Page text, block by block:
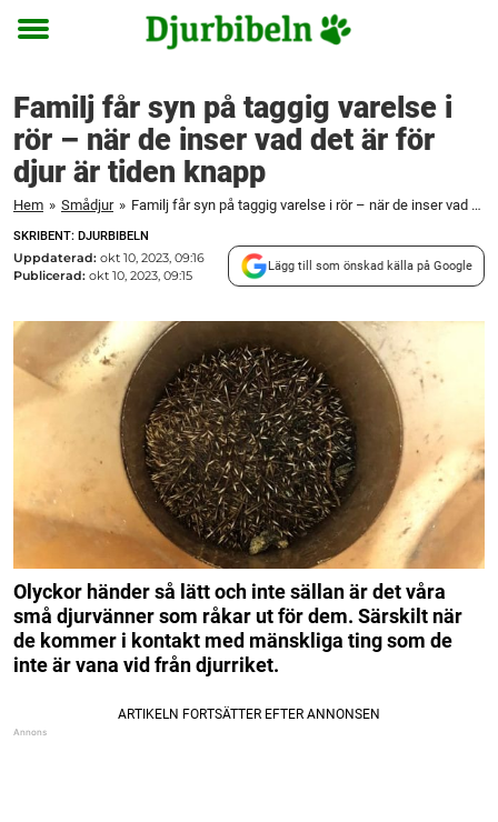
Toggle
Familj får syn på taggig varelse i
rör – när de inser vad det är för
djur är tiden knapp
Hem » Smådjur » Familj får syn på taggig varelse i rör – när de inser vad det är för djur är tiden knapp
SKRIBENT: DJURBIBELN
Uppdaterad: okt 10, 2023, 09:16
Publicerad: okt 10, 2023, 09:15
Lägg till som önskad källa på Google
Olyckor händer så lätt och inte sällan är det våra
små djurvänner som råkar ut för dem. Särskilt när
de kommer i kontakt med mänskliga ting som de
inte är vana vid från djurriket.